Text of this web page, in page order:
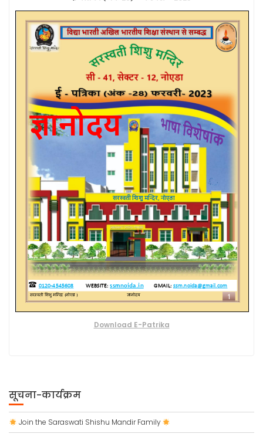
Download E-Patrika
सूचना-कार्यक्रम
Join the Saraswati Shishu Mandir Family